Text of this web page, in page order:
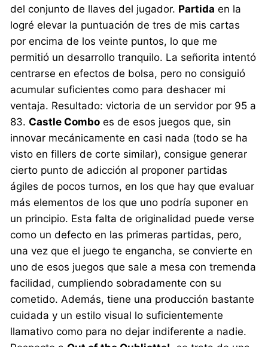
del conjunto de llaves del jugador. Partida en la
logré elevar la puntuación de tres de mis cartas
por encima de los veinte puntos, lo que me
permitió un desarrollo tranquilo. La señorita intentó
centrarse en efectos de bolsa, pero no consiguió
acumular suficientes como para deshacer mi
ventaja. Resultado: victoria de un servidor por 95 a
83.Castle Combo es de esos juegos que, sin
innovar mecánicamente en casi nada (todo se ha
visto en fillers de corte similar), consigue generar
cierto punto de adicción al proponer partidas
ágiles de pocos turnos, en los que hay que evaluar
más elementos de los que uno podría suponer en
un principio. Esta falta de originalidad puede verse
como un defecto en las primeras partidas, pero,
una vez que el juego te engancha, se convierte en
uno de esos juegos que sale a mesa con tremenda
facilidad, cumpliendo sobradamente con su
cometido. Además, tiene una producción bastante
cuidada y un estilo visual lo suficientemente
llamativo como para no dejar indiferente a nadie.